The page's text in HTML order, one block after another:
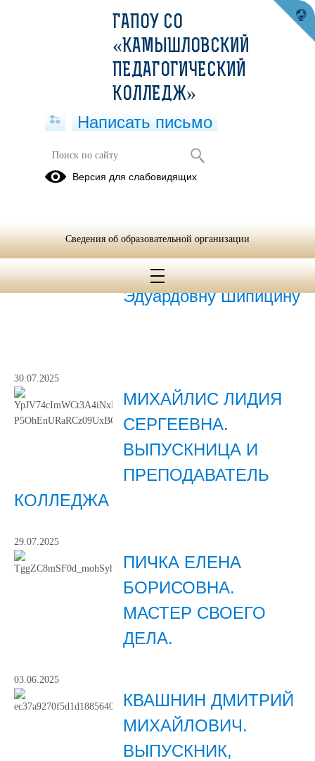
ГОРДИМСЯ ВЫПУСКНИКАМИ
Поздравляем Ксению
Эдуардовну Шипицину
30.07.2025
МИХАЙЛИС ЛИДИЯ
СЕРГЕЕВНА.
ВЫПУСКНИЦА И
ПРЕПОДАВАТЕЛЬ
КОЛЛЕДЖА
29.07.2025
ПИЧКА ЕЛЕНА
БОРИСОВНА.
МАСТЕР СВОЕГО
ДЕЛА.
03.06.2025
КВАШНИН ДМИТРИЙ
МИХАЙЛОВИЧ.
ВЫПУСКНИК,
ГАПОУ СО
«КАМЫШЛОВСКИЙ
ПЕДАГОГИЧЕСКИЙ
КОЛЛЕДЖ»
Написать письмо
Версия для слабовидящих
Сведения об образовательной организации